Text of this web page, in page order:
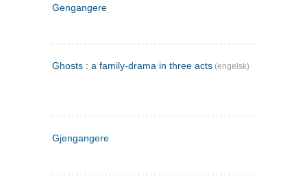
Gengangere
Ghosts : a family-drama in three acts (engelsk)
Gjengangere